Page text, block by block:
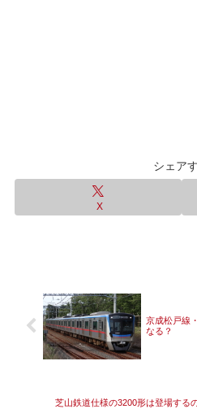
シェア
X
京成松戸線
なる？
芝山鉄道仕様の3200形は登場する